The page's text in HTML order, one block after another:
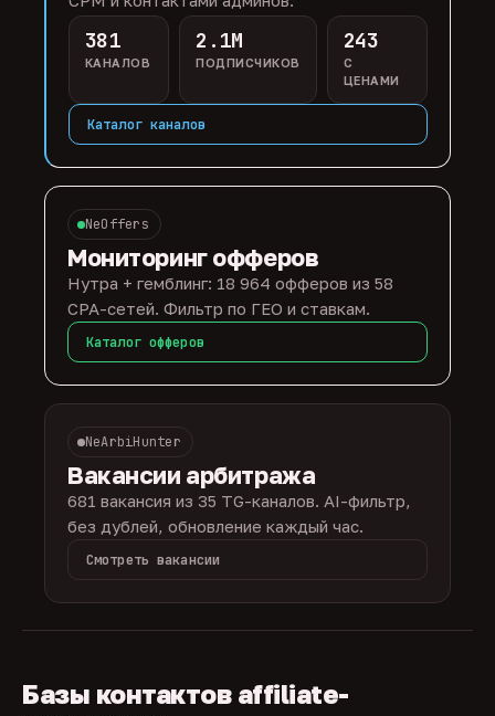
381
КАНАЛОВ
2.1M
ПОДПИСЧИКОВ
243
С
ЦЕНАМИ
Каталог каналов
NeOffers
Мониторинг офферов
Нутра + гемблинг: 18 964 офферов из 58
CPA-сетей. Фильтр по ГЕО и ставкам.
Каталог офферов
NeArbiHunter
Вакансии арбитража
681 вакансия из 35 TG-каналов. AI-фильтр,
без дублей, обновление каждый час.
Смотреть вакансии
Базы контактов affiliate-